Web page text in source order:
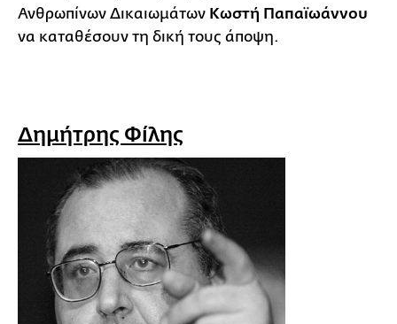
Ανθρωπίνων Δικαιωμάτων Κωστή Παπαϊωάννου
να καταθέσουν τη δική τους άποψη.
Δημήτρης Φίλης